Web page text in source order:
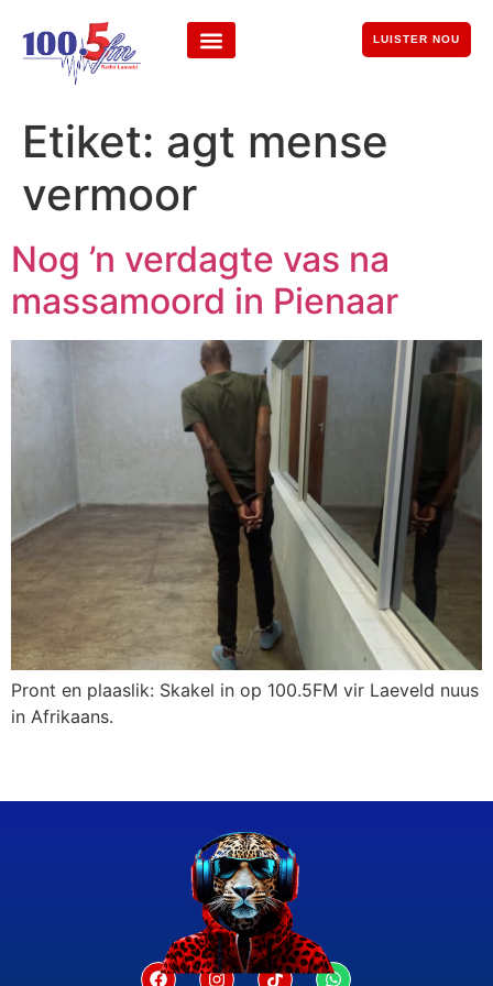
LUISTER NOU
Etiket: agt mense
vermoor
Nog ’n verdagte vas na
massamoord in Pienaar
Pront en plaaslik: Skakel in op 100.5FM vir Laeveld nuus
in Afrikaans.